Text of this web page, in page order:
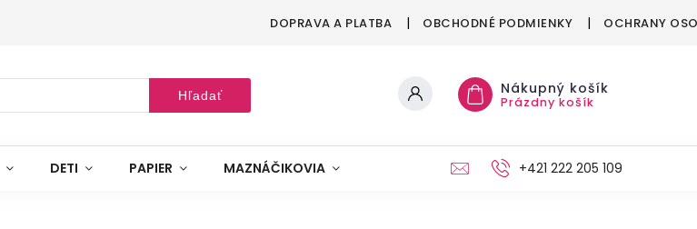
DOPRAVA A PLATBA OBCHODNÉ PODMIENKY OCHRANY
Hľadať Nákupný košík
Prázdny košík
DETI PAPIER MAZNÁČIKOVIA MAŠKRTENIE PÁRTY MÓDA
+421 222 205 109